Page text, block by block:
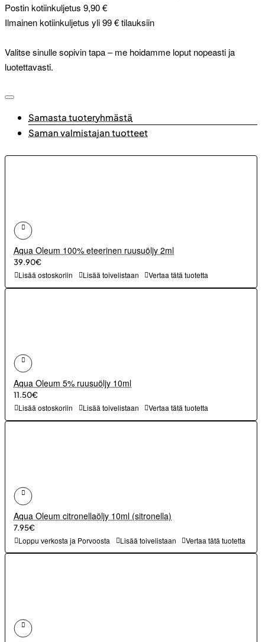
Postin kotiinkuljetus 9,90 €
Ilmainen kotiinkuljetus yli 99 € tilauksiin
Valitse sinulle sopivin tapa – me hoidamme loput nopeasti ja
luotettavasti.
Samasta tuoteryhmästä
Saman valmistajan tuotteet
Aqua Oleum 100% eteerinen ruusuöljy 2ml
39.90€
Lisää ostoskoriin Lisää toivelistaan Vertaa tätä tuotetta
Aqua Oleum 5% ruusuöljy 10ml
11.50€
Lisää ostoskoriin Lisää toivelistaan Vertaa tätä tuotetta
Aqua Oleum citronellaöljy 10ml (sitronella)
7.95€
Loppu verkosta ja Porvoosta Lisää toivelistaan Vertaa tätä tuotetta